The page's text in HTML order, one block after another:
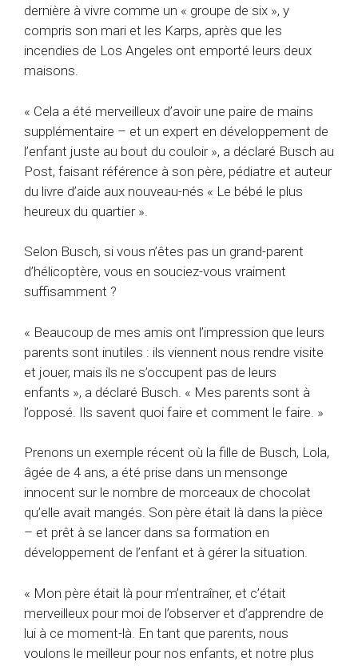
dernière à vivre comme un « groupe de six », y
compris son mari et les Karps, après que les
incendies de Los Angeles ont emporté leurs deux
maisons.
« Cela a été merveilleux d’avoir une paire de mains
supplémentaire – et un expert en développement de
l’enfant juste au bout du couloir », a déclaré Busch au
Post, faisant référence à son père, pédiatre et auteur
du livre d’aide aux nouveau-nés « Le bébé le plus
heureux du quartier ».
Selon Busch, si vous n’êtes pas un grand-parent
d’hélicoptère, vous en souciez-vous vraiment
suffisamment ?
« Beaucoup de mes amis ont l’impression que leurs
parents sont inutiles : ils viennent nous rendre visite
et jouer, mais ils ne s’occupent pas de leurs
enfants », a déclaré Busch. « Mes parents sont à
l’opposé. Ils savent quoi faire et comment le faire. »
Prenons un exemple récent où la fille de Busch, Lola,
âgée de 4 ans, a été prise dans un mensonge
innocent sur le nombre de morceaux de chocolat
qu’elle avait mangés. Son père était là dans la pièce
– et prêt à se lancer dans sa formation en
développement de l’enfant et à gérer la situation.
« Mon père était là pour m’entraîner, et c’était
merveilleux pour moi de l’observer et d’apprendre de
lui à ce moment-là. En tant que parents, nous
voulons le meilleur pour nos enfants, et notre plus